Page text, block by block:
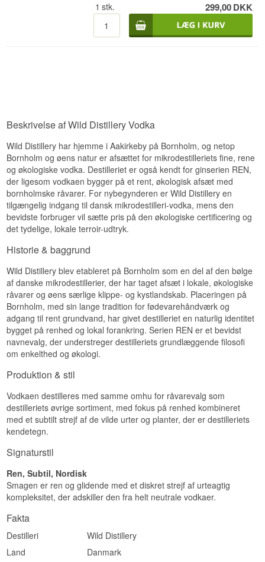
Wild Distillery REN Appelsin er en Dansk Vodka
fra Bornholm, femdobbelt destilleret på økologisk
hvede sammen med økologiske appelsiner og
aftappet ved 40%.
Wild Distillery er et mikrodestilleri ved Lobbæk
uden for Aakirkeby på Bornholm. Huset laver
økologisk gin, vodka og akvavit, og hvor det kan
lade sig gøre, kommer råvarerne fra øen selv.
Destilleriet oplyser, at destillatet er glutenfrit.
REN Appelsin vandt sølv ved International Wine
and Spirit Competition i 2023. Den er først og
fremmest bygget til drinks, men den tåler også at
blive drukket kold og ren.
Smagsnoter
Frisk appelsinskal, tydelig men ikke parfumeret.
Bagved ligger et blødt kornpræg og et strejf
blomst.
Smag
Ren og let i starten, så åbner appelsinen sig med
både saft og en smule bitterhed fra skallen. Ingen
sukkersødme nogen steder.
køligt strejf skal.
Specifikationer
Størrelse: 70 CL
Destillationsmetode: Femdobbelt destilleret
Smagsprofil
1 stk. 299,00DKK
Beskrivelse af Wild Distillery Vodka
Wild Distillery har hjemme i Aakirkeby på Bornholm, og netop
Bornholm og øens natur er afsættet for mikrodestilleriets fine, rene
og økologiske vodka. Destilleriet er også kendt for ginserien REN,
der ligesom vodkaen bygger på et rent, økologisk afsæt med
bornholmske råvarer. For nybegynderen er Wild Distillery en
tilgængelig indgang til dansk mikrodestilleri-vodka, mens den
bevidste forbruger vil sætte pris på den økologiske certificering og
det tydelige, lokale terroir-udtryk.
Historie & baggrund
Wild Distillery blev etableret på Bornholm som en del af den bølge
af danske mikrodestillerier, der har taget afsæt i lokale, økologiske
råvarer og øens særlige klippe- og kystlandskab. Placeringen på
Bornholm, med sin lange tradition for fødevarehåndværk og
adgang til rent grundvand, har givet destilleriet en naturlig identitet
bygget på renhed og lokal forankring. Serien REN er et bevidst
navnevalg, der understreger destilleriets grundlæggende filosofi
om enkelthed og økologi.
Produktion & stil
Vodkaen destilleres med samme omhu for råvarevalg som
destilleriets øvrige sortiment, med fokus på renhed kombineret
med et subtilt strejf af de vilde urter og planter, der er destilleriets
kendetegn.
Signaturstil
Ren, Subtil, Nordisk
Smagen er ren og glidende med et diskret strejf af urteagtig
kompleksitet, der adskiller den fra helt neutrale vodkaer.
Fakta
Destilleri
Wild Distillery
Land
Danmark